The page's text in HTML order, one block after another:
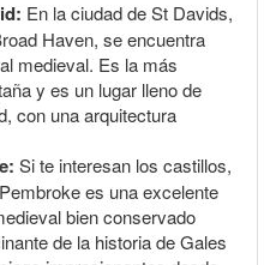
En la ciudad de St Davids,
Haven, se encuentra
medieval. Es la más
y es un lugar lleno de
con una arquitectura
Si te interesan los castillos,
es una excelente
bien conservado
de la historia de Gales